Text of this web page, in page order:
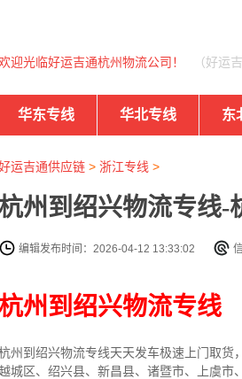
迎光临好运吉通杭州物流公司！ （好运
华东专线 华北专线 东
运吉通供应链> 浙江专线 >
杭州到绍兴物流专线-
编辑发布时间：2026-04-12 13:33:02
州到绍兴物流专线
州到绍兴物流专线天天发车极速上门取货
城区、绍兴县、新昌县、诸暨市、上虞市